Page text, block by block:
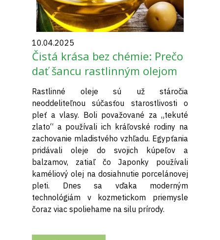
10.04.2025
Čistá krása bez chémie: Prečo
dať šancu rastlinným olejom
Rastlinné oleje sú už stáročia
neoddeliteľnou súčasťou starostlivosti o
pleť a vlasy. Boli považované za „tekuté
zlato“ a používali ich kráľovské rodiny na
zachovanie mladistvého vzhľadu. Egypťania
pridávali oleje do svojich kúpeľov a
balzamov, zatiaľ čo Japonky používali
kaméliový olej na dosiahnutie porcelánovej
pleti. Dnes sa vďaka moderným
technológiám v kozmetickom priemysle
čoraz viac spoliehame na silu prírody.